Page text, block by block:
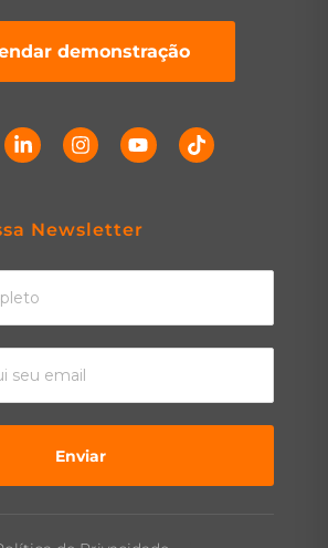
demonstração
Newsletter
Enviar